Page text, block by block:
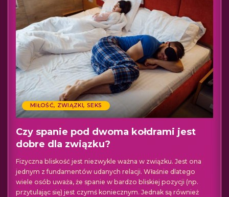
MIŁOŚĆ, ZWIĄZKI, SEKS
Czy spanie pod dwoma kołdrami jest
dobre dla związku?
Fizyczna bliskość jest niezwykle ważna w związku. Jest ona
jednym z fundamentów udanych relacji. Właśnie dlatego
wiele osób uważa, że spanie w bardzo bliskiej pozycji (np.
przytulając się) jest czymś koniecznym. Jednak są również